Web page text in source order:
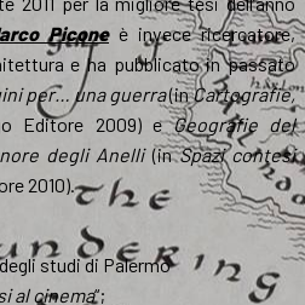
Piconeè invece ricercatore,
e ha pubblicato in passato
per… una guerra(inCartografie,
Editore 2009) eGeografie del
degli Anelli(inSpazi contesi
2010).
studi di Palermo
al cinema“;